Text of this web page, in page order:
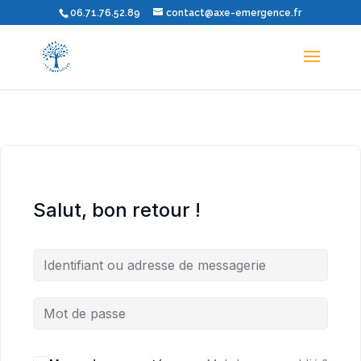
06.71.76.52.89 contact@axe-emergence.fr
Salut, bon retour !